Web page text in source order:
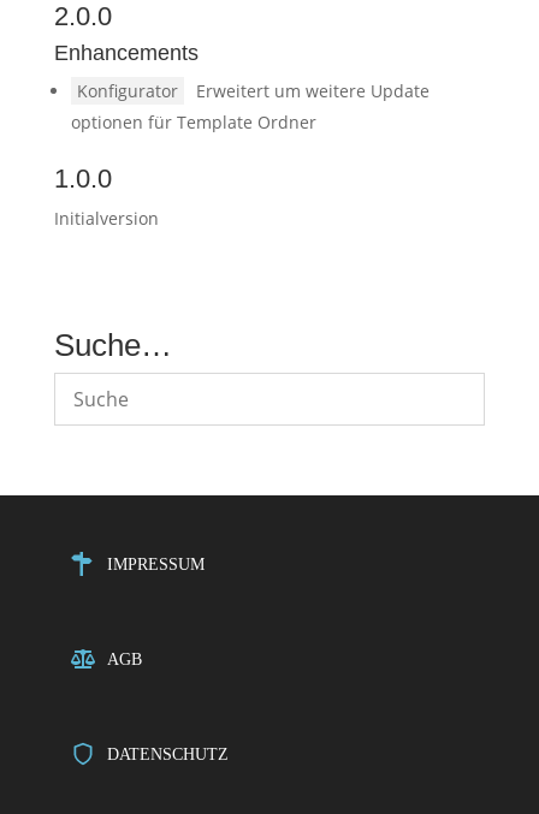
2.0.0
Enhancements
Konfigurator
Erweitert um weitere Update
optionen für Template Ordner
1.0.0
Initialversion
Suche…
IMPRESSUM
AGB
DATENSCHUTZ